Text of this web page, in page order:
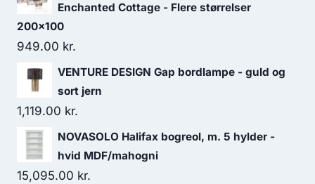
Enchanted Cottage - Flere størrelser
200x100
949.00 kr.
VENTURE DESIGN Gap bordlampe - guld og
sort jern
1,119.00 kr.
NOVASOLO Halifax bogreol, m. 5 hylder -
hvid MDF/mahogni
15,095.00 kr.